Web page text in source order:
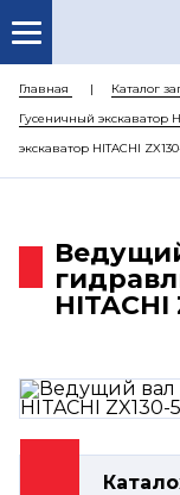
Главная Каталог
Гусеничный экскаватор
экскаватор HITACHI
HITACHI